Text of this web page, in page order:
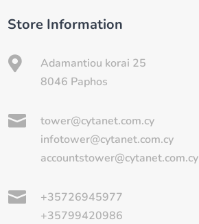
Store Information

Adamantiou korai 25
8046 Paphos

tower@cytanet.com.cy
infotower@cytanet.com.cy
accountstower@cytanet.com.cy

+35726945977
+35799420986